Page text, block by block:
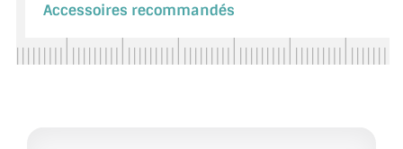
Accessoires recommandés